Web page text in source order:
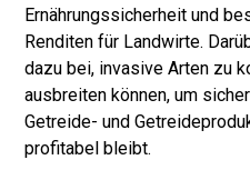
Ernährungssicherheit und
Renditen für Landwirte.
dazu bei, invasive Arten zu
ausbreiten können, um
Getreide- und
profitabel bleibt.